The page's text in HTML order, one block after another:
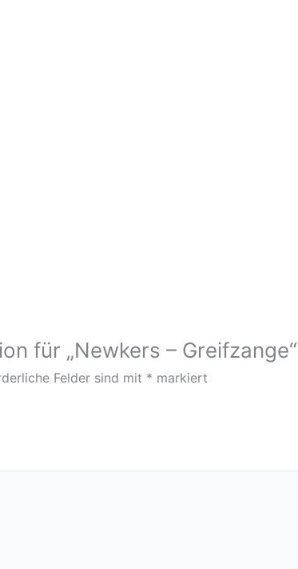
für „Newkers – Greifzange“
Felder sind mit * markiert